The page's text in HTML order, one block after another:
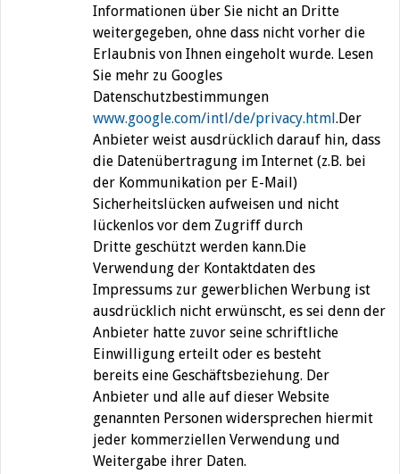
Informationen über Sie nicht an Dritte
weitergegeben, ohne dass nicht vorher die
Erlaubnis von Ihnen eingeholt wurde. Lesen
Sie mehr zu Googles
Datenschutzbestimmungen
www.google.com/intl/de/privacy.html.Der
Anbieter weist ausdrücklich darauf hin, dass
die Datenübertragung im Internet (z.B. bei
der Kommunikation per E-Mail)
Sicherheitslücken aufweisen und nicht
lückenlos vor dem Zugriff durch
Dritte geschützt werden kann.Die
Verwendung der Kontaktdaten des
Impressums zur gewerblichen Werbung ist
ausdrücklich nicht erwünscht, es sei denn der
Anbieter hatte zuvor seine schriftliche
Einwilligung erteilt oder es besteht
bereits eine Geschäftsbeziehung. Der
Anbieter und alle auf dieser Website
genannten Personen widersprechen hiermit
jeder kommerziellen Verwendung und
Weitergabe ihrer Daten.